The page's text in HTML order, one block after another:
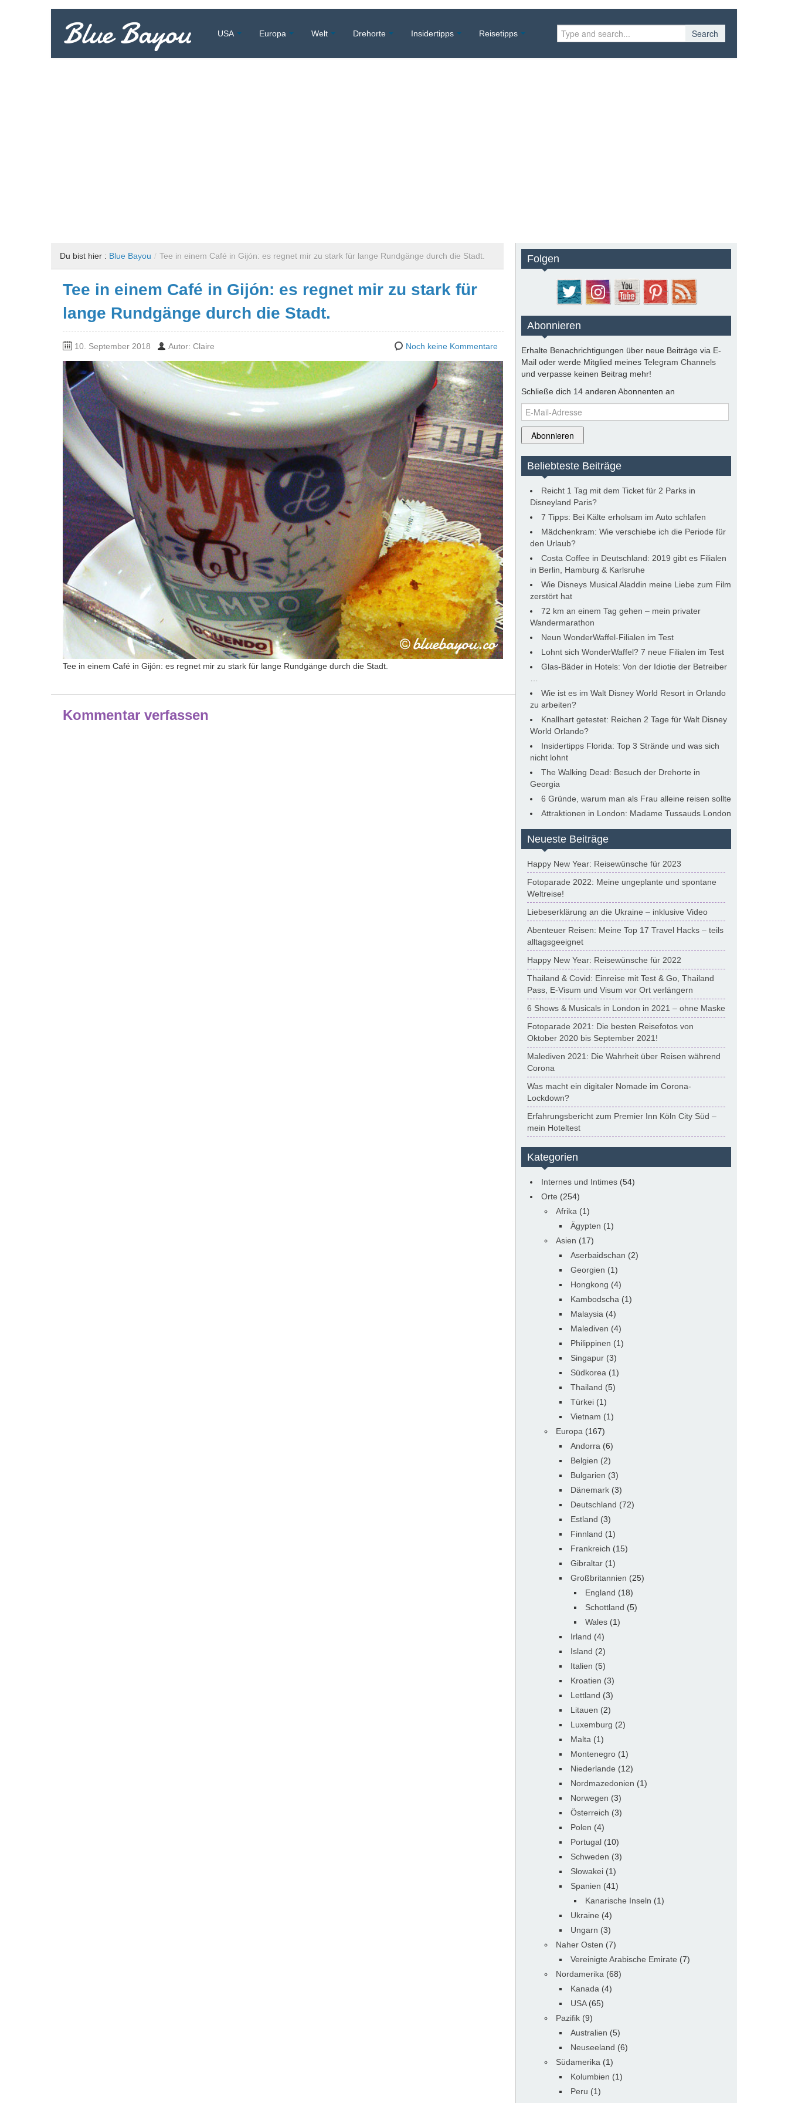
Blue Bayou USA Europa Welt Drehorte Insidertipps Reisetipps Search
Du bist hier : Blue Bayou / Tee in einem Café in Gijón: es regnet mir zu stark für lange Rundgänge durch die Stadt.
Tee in einem Café in Gijón: es regnet mir zu stark für
lange Rundgänge durch die Stadt.
10. September 2018 Autor: Claire Noch keine Kommentare
Tee in einem Café in Gijón: es regnet mir zu stark für lange Rundgänge durch die Stadt.
Kommentar verfassen
Folgen
Abonnieren
Erhalte Benachrichtigungen über neue Beiträge via E-
Mail oder werde Mitglied meines Telegram Channels
und verpasse keinen Beitrag mehr!
Schließe dich 14 anderen Abonnenten an
E-
Mail-
Adresse
Abonnieren
Beliebteste Beiträge
Reicht 1 Tag mit dem Ticket für 2 Parks in
Disneyland Paris?
7 Tipps: Bei Kälte erholsam im Auto schlafen
Mädchenkram: Wie verschiebe ich die Periode für
den Urlaub?
Costa Coffee in Deutschland: 2019 gibt es Filialen
in Berlin, Hamburg & Karlsruhe
Wie Disneys Musical Aladdin meine Liebe zum Film
zerstört hat
72 km an einem Tag gehen – mein privater
Wandermarathon
Neun WonderWaffel-Filialen im Test
Lohnt sich WonderWaffel? 7 neue Filialen im Test
Glas-Bäder in Hotels: Von der Idiotie der Betreiber
Wie ist es im Walt Disney World Resort in Orlando
zu arbeiten?
Knallhart getestet: Reichen 2 Tage für Walt Disney
World Orlando?
Insidertipps Florida: Top 3 Strände und was sich
nicht lohnt
The Walking Dead: Besuch der Drehorte in
Georgia
6 Gründe, warum man als Frau alleine reisen sollte
Attraktionen in London: Madame Tussauds London
Neueste Beiträge
Happy New Year: Reisewünsche für 2023
Fotoparade 2022: Meine ungeplante und spontane
Weltreise!
Liebeserklärung an die Ukraine – inklusive Video
Abenteuer Reisen: Meine Top 17 Travel Hacks – teils
alltagsgeeignet
Happy New Year: Reisewünsche für 2022
Thailand & Covid: Einreise mit Test & Go, Thailand
Pass, E-Visum und Visum vor Ort verlängern
6 Shows & Musicals in London in 2021 – ohne Maske
Fotoparade 2021: Die besten Reisefotos von
Oktober 2020 bis September 2021!
Malediven 2021: Die Wahrheit über Reisen während
Corona
Was macht ein digitaler Nomade im Corona-
Lockdown?
Erfahrungsbericht zum Premier Inn Köln City Süd –
mein Hoteltest
Kategorien
Internes und Intimes (54)
Orte (254)
Afrika (1)
Ägypten (1)
Asien (17)
Aserbaidschan (2)
Georgien (1)
Hongkong (4)
Kambodscha (1)
Malaysia (4)
Malediven (4)
Philippinen (1)
Singapur (3)
Südkorea (1)
Thailand (5)
Türkei (1)
Vietnam (1)
Europa (167)
Andorra (6)
Belgien (2)
Bulgarien (3)
Dänemark (3)
Deutschland (72)
Estland (3)
Finnland (1)
Frankreich (15)
Gibraltar (1)
Großbritannien (25)
England (18)
Schottland (5)
Wales (1)
Irland (4)
Island (2)
Italien (5)
Kroatien (3)
Lettland (3)
Litauen (2)
Luxemburg (2)
Malta (1)
Montenegro (1)
Niederlande (12)
Nordmazedonien (1)
Norwegen (3)
Österreich (3)
Polen (4)
Portugal (10)
Schweden (3)
Slowakei (1)
Spanien (41)
Kanarische Inseln (1)
Ukraine (4)
Ungarn (3)
Naher Osten (7)
Vereinigte Arabische Emirate (7)
Nordamerika (68)
Kanada (4)
USA(65)
Pazifik (9)
Australien (5)
Neuseeland (6)
Südamerika (1)
Kolumbien (1)
Peru (1)